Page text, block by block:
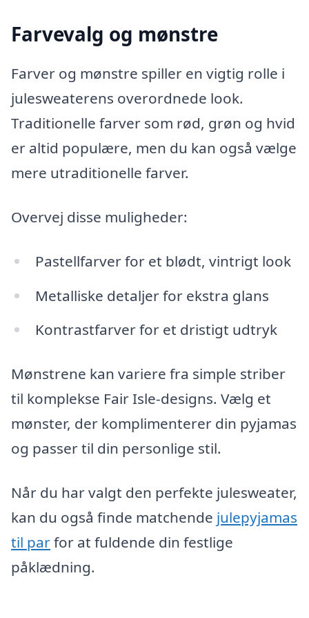
Farvevalg og mønstre
Farver og mønstre spiller en vigtig rolle i
julesweaterens overordnede look.
Traditionelle farver som rød, grøn og hvid
er altid populære, men du kan også vælge
mere utraditionelle farver.
Overvej disse muligheder:
Pastellfarver for et blødt, vintrigt look
Metalliske detaljer for ekstra glans
Kontrastfarver for et dristigt udtryk
Mønstrene kan variere fra simple striber
til komplekse Fair Isle-designs. Vælg et
mønster, der komplimenterer din pyjamas
og passer til din personlige stil.
Når du har valgt den perfekte julesweater,
kan du også finde matchende julepyjamas
til parfor at fuldende din festlige
påklædning.